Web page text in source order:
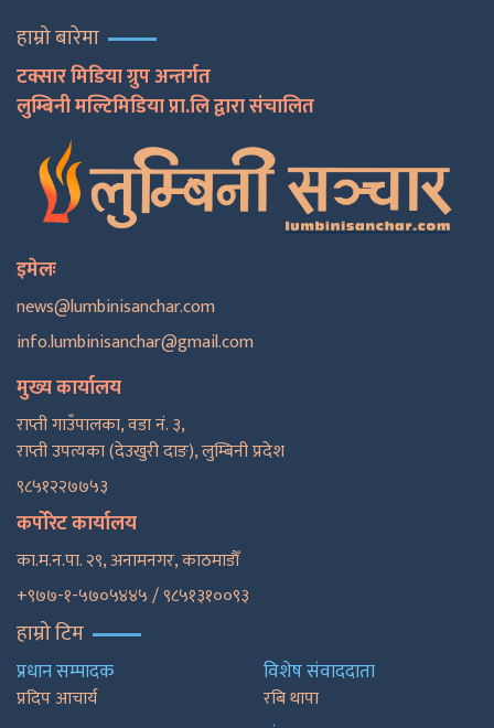
हाम्रो बारेमा
टक्सार मिडिया ग्रुप अन्तर्गत
लुम्बिनी मल्टिमिडिया प्रा.लि द्वारा संचालित
इमेलः
news@lumbinisanchar.com
info.lumbinisanchar@gmail.com
मुख्य कार्यालय
राप्ती गाउँपालका, वडा नं. ३,
राप्ती उपत्यका (देउखुरी दाङ), लुम्बिनी प्रदेश
९८५१२२७७५३
कर्पोरेट कार्यालय
का.म.न.पा. २९, अनामनगर, काठमाडाैँ
+९७७-१-५७०५४४५ / ९८५१३१००९३
हाम्रो टिम
प्रधान सम्पादक
प्रदिप आचार्य
विशेष संवाददाता
रबि थापा